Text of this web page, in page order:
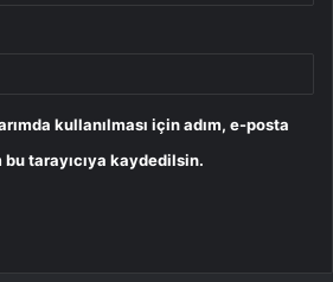
kullanılması için adım, e-posta
tarayıcıya kaydedilsin.